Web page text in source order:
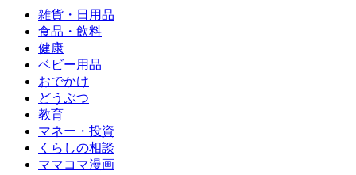
雑貨・日用品
食品・飲料
健康
ベビー用品
おでかけ
どうぶつ
教育
マネー・投資
くらしの相談
ママコマ漫画